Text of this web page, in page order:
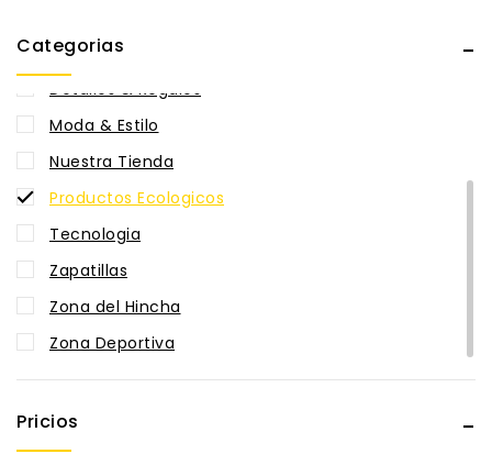
Categorias
Cocina y Menaje
Detalles & Regalos
Moda & Estilo
Nuestra Tienda
Productos Ecologicos
Tecnologia
Zapatillas
Zona del Hincha
Zona Deportiva
Pricios